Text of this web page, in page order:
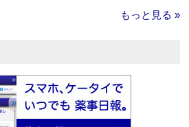
もっと見る »